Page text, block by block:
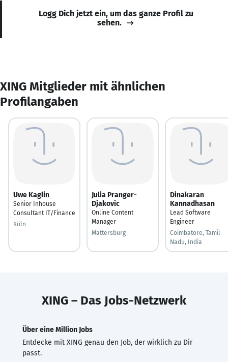
Logg Dich jetzt ein, um das ganze Profil zu
sehen.
XING Mitglieder mit ähnlichen
Profilangaben
Uwe Kaglin
Senior Inhouse
Consultant IT/Finance
Köln
Julia Pranger-
Djakovic
Online Content
Manager
Mattersburg
Dinakaran
Kannadhasan
Lead Software
Engineer
Coimbatore, Tamil
Nadu, India
XING – Das Jobs-Netzwerk
Über eine Million Jobs
Entdecke mit XING genau den Job, der wirklich zu Dir
passt.